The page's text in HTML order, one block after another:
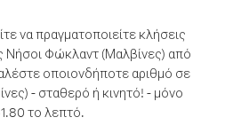
να πραγματοποιείτε κλήσεις
Νήσοι Φώκλαντ (Μαλβίνες) από
οποιονδήποτε αριθμό σε
- σταθερό ή κινητό! - μόνο
το λεπτό.